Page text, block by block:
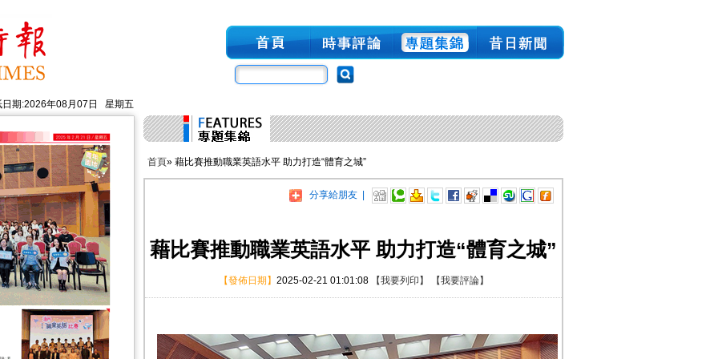
日期:2026年08月07日 星期五
首頁» 藉比賽推動職業英語水平 助力打造“體育之城”
分享給朋友 |
藉比賽推動職業英語水平 助力打造“體育之城”
【發佈日期】 2025-02-21 01:01:08 【我要列印】 【我要評論】